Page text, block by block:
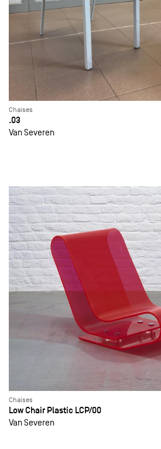
Chaises
.03
Van Severen
Chaises
Low Chair Plastic LCP/00
Van Severen